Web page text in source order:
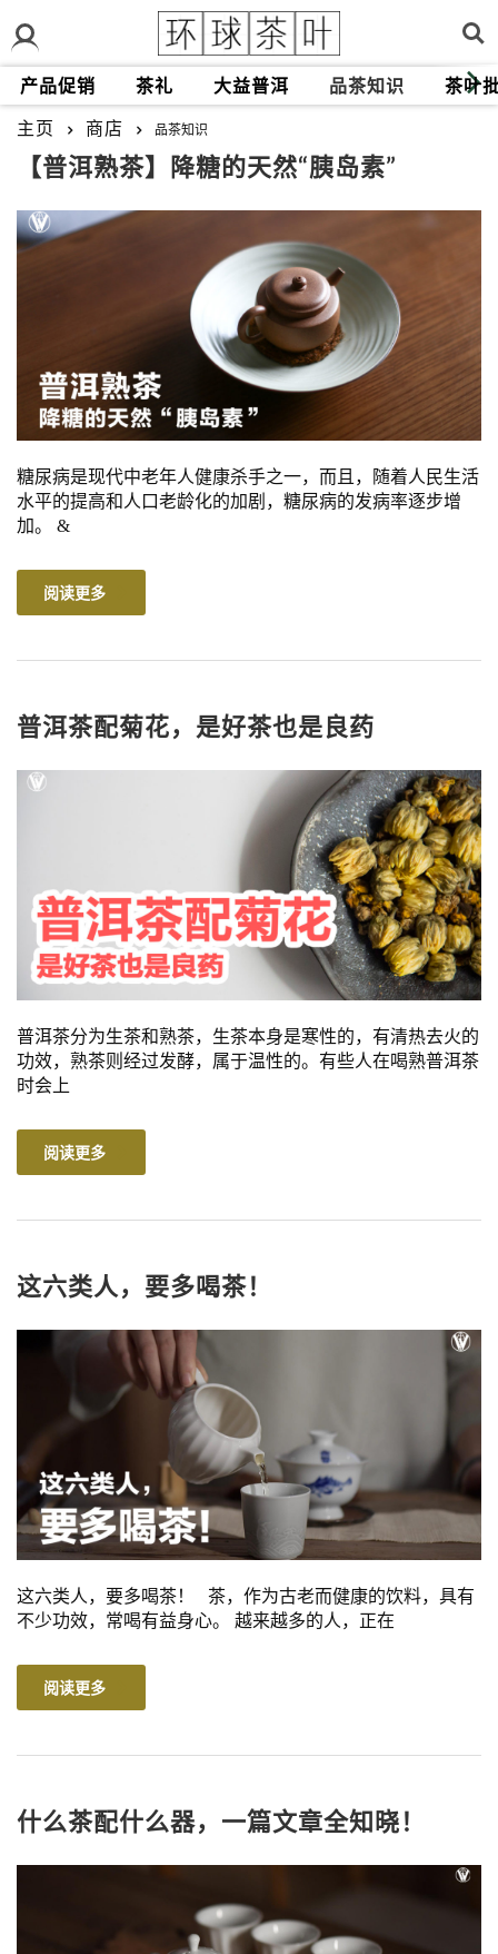
产品促销 茶礼 大益普洱 品茶知识 茶叶
主页 商店 品茶知识
【普洱熟茶】降糖的天然“胰岛素”
糖尿病是现代中老年人健康杀手之一，而且，随着人民生活
水平的提高和人口老龄化的加剧，糖尿病的发病率逐步增
加。 &
阅读更多
普洱茶配菊花，是好茶也是良药
普洱茶分为生茶和熟茶，生茶本身是寒性的，有清热去火的
功效，熟茶则经过发酵，属于温性的。有些人在喝熟普洱茶
时会上
阅读更多
这六类人，要多喝茶！
这六类人，要多喝茶！ 茶，作为古老而健康的饮料，具有
不少功效，常喝有益身心。 越来越多的人，正在
阅读更多
什么茶配什么器，一篇文章全知晓！